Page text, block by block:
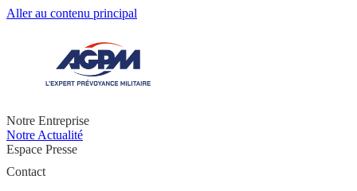
Aller au contenu principal
Notre Entreprise
Notre Actualité
Espace Presse
Contact